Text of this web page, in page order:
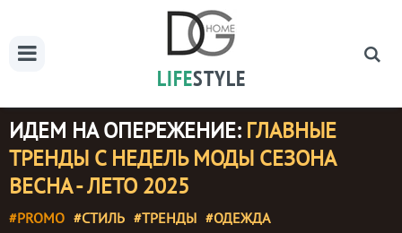
LIFESTYLE
ИДЕМ НА ОПЕРЕЖЕНИЕ: ГЛАВНЫЕ
ТРЕНДЫ С НЕДЕЛЬ МОДЫ СЕЗОНА
ВЕСНА - ЛЕТО 2025
#PROMO #СТИЛЬ #ТРЕНДЫ #ОДЕЖДА